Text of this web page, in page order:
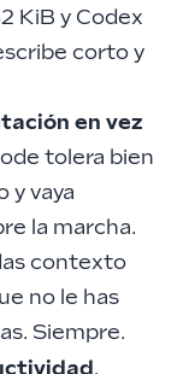
KiB y Codex
corto y
en vez
tolera bien
y vaya
la marcha.
contexto
no le has
Siempre.
.